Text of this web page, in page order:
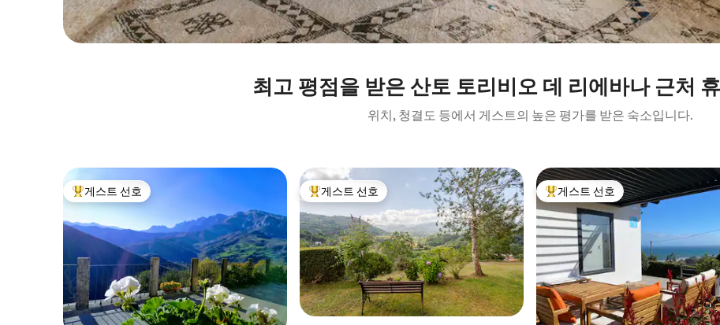
최고 평점을 받은 산토 토리비오 데 리에바나 근처
위치, 청결도 등에서 게스트의 높은 평가를 받은 숙소입니다.
상위 게스트 선호
게스트 선호 상위 게스트 선호
게스트 선호 상위 게스트 선호
게스트 선호